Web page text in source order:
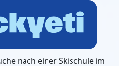
nach einer Skischule im